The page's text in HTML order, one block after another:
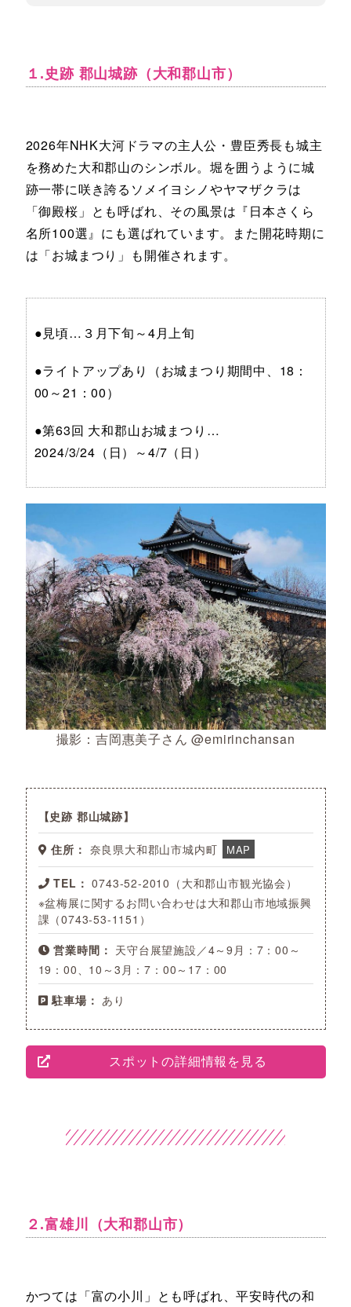
１.史跡 郡山城跡（大和郡山市）
2026年NHK大河ドラマの主人公・豊臣秀長も城主
を務めた大和郡山のシンボル。堀を囲うように城
跡一帯に咲き誇るソメイヨシノやヤマザクラは
「御殿桜」とも呼ばれ、その風景は『日本さくら
名所100選』にも選ばれています。また開花時期に
は「お城まつり」も開催されます。
●見頃…３月下旬～4月上旬
●ライトアップあり（お城まつり期間中、18：
00～21：00）
●第63回 大和郡山お城まつり…
2024/3/24（日）～4/7（日）
撮影：吉岡惠美子さん @emirinchansan
史跡 郡山城跡
住所： 奈良県大和郡山市城内町 MAP
TEL： 0743-52-2010（大和郡山市観光協会）
※盆梅展に関するお問い合わせは大和郡山市地域振興
課（0743-53-1151）
営業時間： 天守台展望施設／4～9月：7：00～
19：00、10～3月：7：00～17：00
駐車場： あり
スポットの詳細情報を見る
２.富雄川（大和郡山市）
かつては「富の小川」とも呼ばれ、平安時代の和